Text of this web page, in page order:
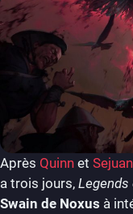
Après Quinn et
a trois jours, Legends
Swain de Noxus à